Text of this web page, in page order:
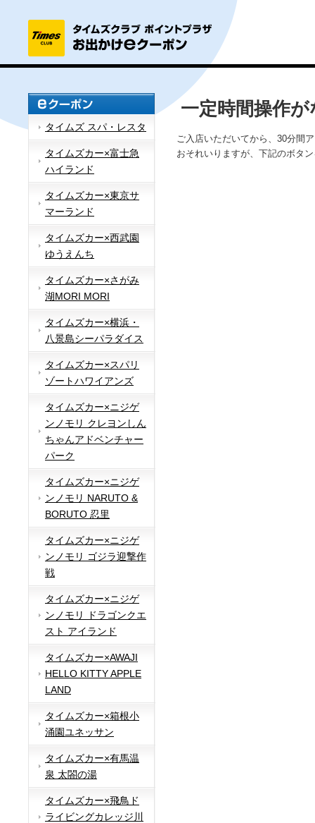
タイムズ スパ・レスタ
タイムズカー×富士急
ハイランド
タイムズカー×東京サ
マーランド
タイムズカー×西武園
ゆうえんち
タイムズカー×さがみ
湖MORI MORI
タイムズカー×横浜・
八景島シーパラダイス
タイムズカー×スパリ
ゾートハワイアンズ
タイムズカー×ニジゲ
ンノモリ クレヨンしん
ちゃんアドベンチャー
パーク
タイムズカー×ニジゲ
ンノモリ NARUTO &
BORUTO 忍里
タイムズカー×ニジゲ
ンノモリ ゴジラ迎撃作
戦
タイムズカー×ニジゲ
ンノモリ ドラゴンクエ
スト アイランド
タイムズカー×AWAJI
HELLO KITTY APPLE
LAND
タイムズカー×箱根小
涌園ユネッサン
タイムズカー×有馬温
泉 太閤の湯
タイムズカー×飛鳥ド
ライビングカレッジ川
一定時間操作
ご入店いただいてから、30分間
おそれいりますが、下記のボタ